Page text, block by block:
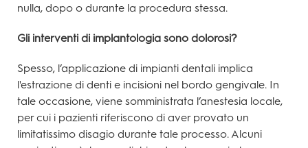
nulla, dopo o durante la procedura stessa.
Gli interventi di implantologia sono dolorosi?
Spesso, l’applicazione di impianti dentali implica
l'estrazione di denti e incisioni nel bordo gengivale. In
tale occasione, viene somministrata l’anestesia locale,
per cui i pazienti riferiscono di aver provato un
limitatissimo disagio durante tale processo. Alcuni